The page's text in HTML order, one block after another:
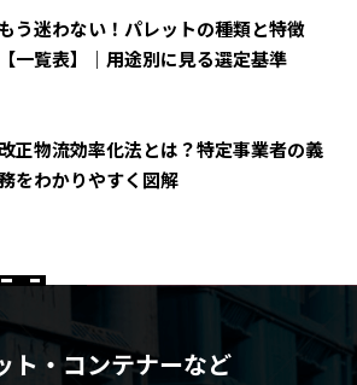
もう迷わない！パレットの種類と特徴
【一覧表】｜用途別に見る選定基準
改正物流効率化法とは？特定事業者の義
をわかりやすく図解
ト・コンテナーなど